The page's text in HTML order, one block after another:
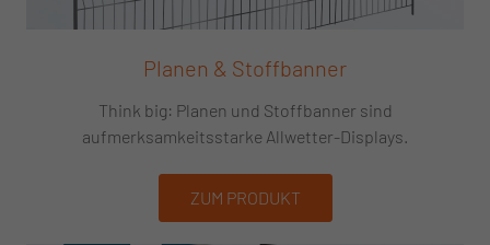
Planen & Stoffbanner
Think big: Planen und Stoffbanner sind
aufmerksamkeitsstarke Allwetter-Displays.
ZUM PRODUKT